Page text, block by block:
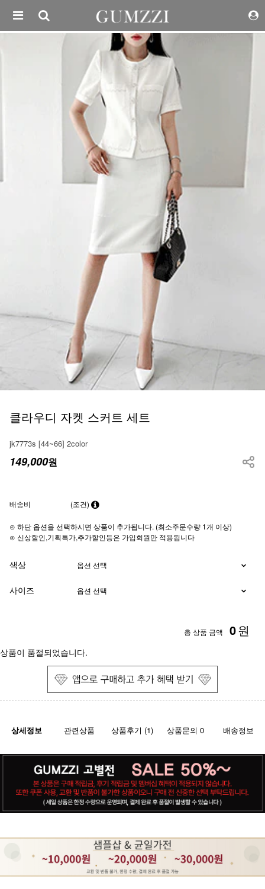
클라우디 자켓 스커트 세트
jk7773s [44~66] 2color
149,000원
배송비 (조건)
⊙ 하단 옵션을 선택하시면 상품이 추가됩니다. (최소주문수량 1개 이상)
⊙ 신상할인,기획특가,추가할인등은 가입회원만 적용됩니다
색상
사이즈
총 상품 금액 0원
상품이 품절되었습니다.
상세정보 관련상품 상품후기 (1) 상품문의 0 배송정보